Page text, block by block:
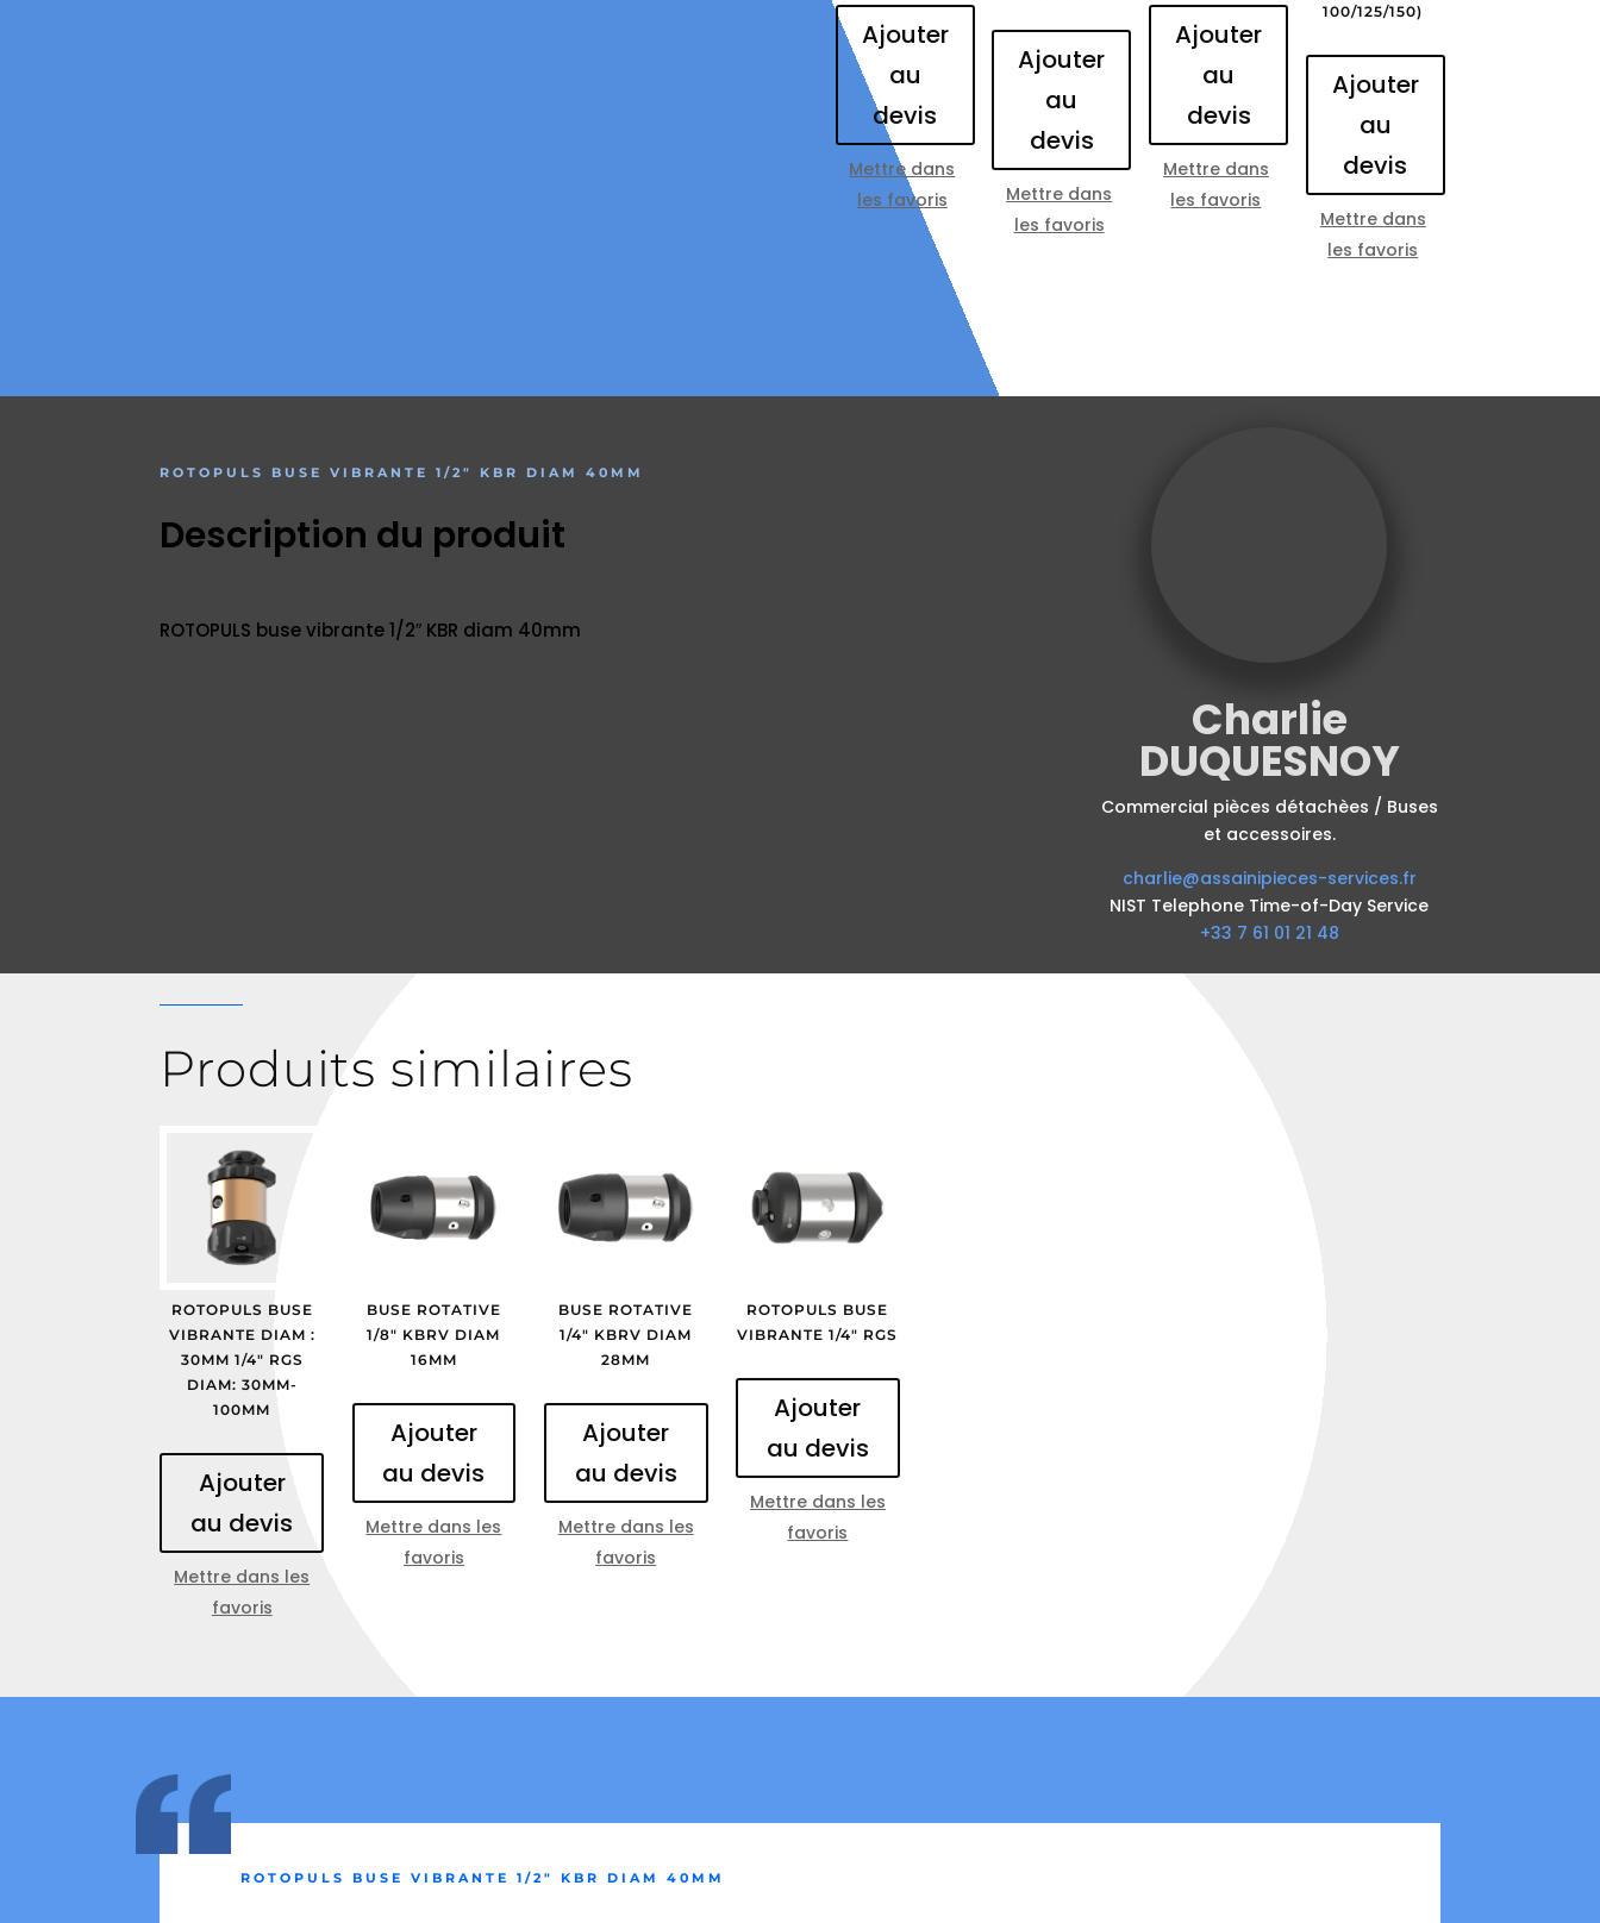
Ajouter
au
devis
Mettre dans
les favoris
Ajouter
au
devis
Mettre dans
les favoris
Ajouter
au
devis
Mettre dans
les favoris
100/125/150)
Ajouter
au
devis
Mettre dans
les favoris
ROTOPULS BUSE VIBRANTE 1/2″ KBR DIAM 40MM
Description du produit
ROTOPULS buse vibrante 1/2″ KBR diam 40mm
Charlie
DUQUESNOY
Commercial pièces détachèes / Buses
et accessoires.
charlie@assainipieces-services.fr
NIST Telephone Time-of-Day Service
+33 7 61 01 21 48
Produits similaires
ROTOPULS BUSE
VIBRANTE DIAM :
30MM 1/4″ RGS
DIAM: 30MM-
100MM
Ajouter
au devis
Mettre dans les
favoris
BUSE ROTATIVE
1/8″ KBRV DIAM
16MM
Ajouter
au devis
Mettre dans les
favoris
BUSE ROTATIVE
1/4″ KBRV DIAM
28MM
Ajouter
au devis
Mettre dans les
favoris
ROTOPULS BUSE
VIBRANTE 1/4″ RGS
Ajouter
au devis
Mettre dans les
favoris
ROTOPULS BUSE VIBRANTE 1/2″ KBR DIAM 40MM